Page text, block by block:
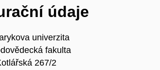
údaje
univerzita
fakulta
267/2